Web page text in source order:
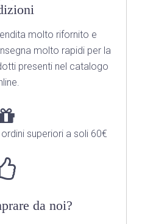
molto rifornito e
molto rapidi per la
presenti nel catalogo
superiori a soli 60€
da noi?